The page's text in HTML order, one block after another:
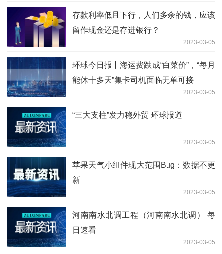
存款利率低且下行，人们多余的钱，应该
留作现金还是存进银行？
2023-03-05
环球今日报丨海运费跌成“白菜价”，“每月
能休十多天”集卡司机面临无单可接
2023-03-05
“三大支柱”发力稳外贸 环球报道
2023-03-05
苹果天气小组件现大范围Bug：数据不更
新
2023-03-05
河南南水北调工程（河南南水北调） 每
日速看
2023-03-05